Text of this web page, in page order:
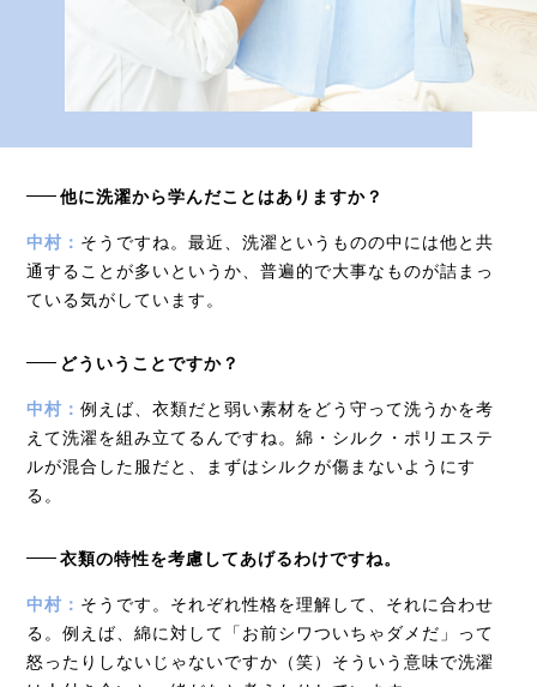
他に洗濯から学んだことはありますか？
中村： そうですね。最近、洗濯というものの中には他と共
通することが多いというか、普遍的で大事なものが詰まっ
ている気がしています。
どういうことですか？
中村：例えば、衣類だと弱い素材をどう守って洗うかを考
えて洗濯を組み立てるんですね。綿・シルク・ポリエステ
ルが混合した服だと、まずはシルクが傷まないようにす
る。
衣類の特性を考慮してあげるわけですね。
中村： そうです。それぞれ性格を理解して、それに合わせ
る。例えば、綿に対して「お前シワついちゃダメだ」って
怒ったりしないじゃないですか（笑）そういう意味で洗濯